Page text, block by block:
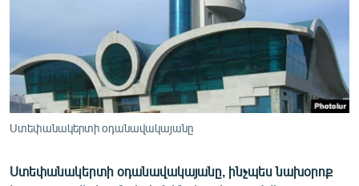
ՍՊՈՐՏ
ՄԵԿՆԱԲԱՆՈՒԹՅՈՒՆ
ՏՏ ԵՒ ԻՆՏԵՐՆԵՏ
ԱՐԽԻՎ
Ստեփանակերտի օդանավակայանը
Ստեփանակերտի օդանավակայանը, ինչպես նախօրոք